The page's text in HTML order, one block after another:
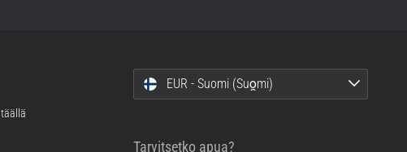
EUR - Suomi (Suo̯mi)
Tarvitsetko apua?